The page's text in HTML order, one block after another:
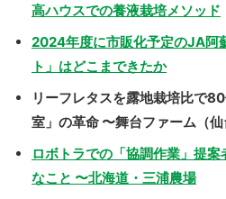
高ハウスでの養液栽培メソッド
2024年度に市販化予定のJA阿
ト」はどこまできたか
リーフレタスを露地栽培比で
室」の革命 〜舞台ファーム（仙
ロボトラでの「協調作業」提
なこと 〜北海道・三浦農場